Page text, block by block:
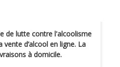
de lutte contre l'alcoolisme
d’alcool en ligne. La
à domicile.